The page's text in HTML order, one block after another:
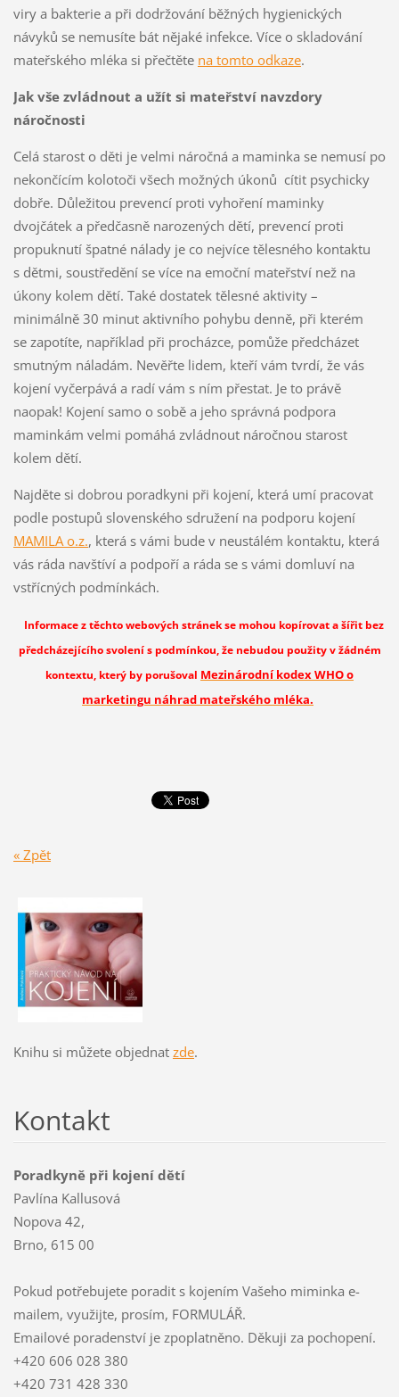
viry a bakterie a při dodržování běžných hygienických
návyků se nemusíte bát nějaké infekce. Více o skladování
mateřského mléka si přečtěte na tomto odkaze.
Jak vše zvládnout a užít si mateřství navzdory
náročnosti
Celá starost o děti je velmi náročná a maminka se nemusí po
nekončícím kolotoči všech možných úkonů cítit psychicky
dobře. Důležitou prevencí proti vyhoření maminky
dvojčátek a předčasně narozených dětí, prevencí proti
propuknutí špatné nálady je co nejvíce tělesného kontaktu
s dětmi, soustředění se více na emoční mateřství než na
úkony kolem dětí. Také dostatek tělesné aktivity –
minimálně 30 minut aktivního pohybu denně, při kterém
se zapotíte, například při procházce, pomůže předcházet
smutným náladám. Nevěřte lidem, kteří vám tvrdí, že vás
kojení vyčerpává a radí vám s ním přestat. Je to právě
naopak! Kojení samo o sobě a jeho správná podpora
maminkám velmi pomáhá zvládnout náročnou starost
kolem dětí.
Najděte si dobrou poradkyni při kojení, která umí pracovat
podle postupů slovenského sdružení na podporu kojení
MAMILA o.z., která s vámi bude v neustálém kontaktu, která
vás ráda navštíví a podpoří a ráda se s vámi domluví na
vstřícných podmínkách.
Informace z těchto webových stránek se mohou kopírovat a šířit bez
předcházejícího svolení s podmínkou, že nebudou použity v žádném
kontextu, který by porušoval Mezinárodní kodex WHO o
marketingu náhrad mateřského mléka.
« Zpět
Knihu si můžete objednat zde.
Kontakt
Poradkyně při kojení dětí
Pavlína Kallusová
Nopova 42,
Brno, 615 00
Pokud potřebujete poradit s kojením Vašeho miminka e-
mailem, využijte, prosím, FORMULÁŘ.
Emailové poradenství je zpoplatněno. Děkuji za pochopení.
+420 606 028 380
+420 731 428 330